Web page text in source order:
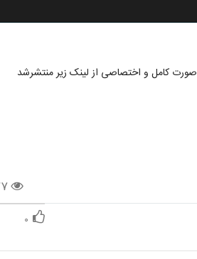
۲۷۷
۰